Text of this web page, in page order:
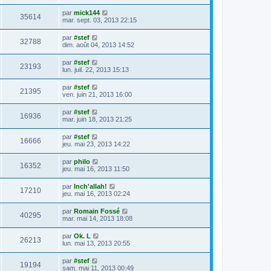
35614 par mick144
mar. sept. 03, 2013 22:15
32788 par #stef
dim. août 04, 2013 14:52
23193 par #stef
lun. juil. 22, 2013 15:13
21395 par #stef
ven. juin 21, 2013 16:00
16936 par #stef
mar. juin 18, 2013 21:25
16666 par #stef
jeu. mai 23, 2013 14:22
16352 par philo
jeu. mai 16, 2013 11:50
17210 par Inch'allah!
jeu. mai 16, 2013 02:24
40295 par Romain Fossé
mar. mai 14, 2013 18:08
26213 par Ok. L
lun. mai 13, 2013 20:55
19194 par #stef
sam. mai 11, 2013 00:49